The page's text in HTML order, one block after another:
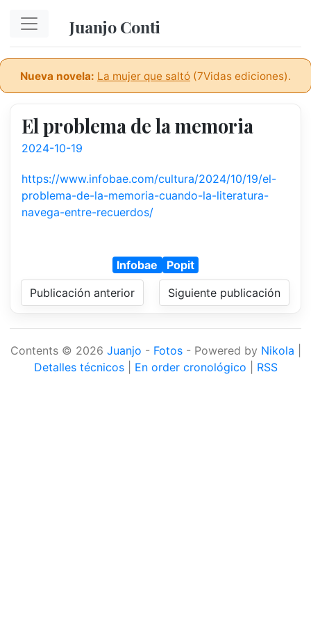
Juanjo Conti
Nueva novela: La mujer que saltó (7Vidas ediciones).
El problema de la memoria
2024-10-19
https://www.infobae.com/cultura/2024/10/19/el-
problema-de-la-memoria-cuando-la-literatura-
navega-entre-recuerdos/
Infobae
Popit
Publicación anterior
Siguiente publicación
Contents © 2026 Juanjo - Fotos- Powered by Nikola
Detalles técnicos| En order cronológico RSS